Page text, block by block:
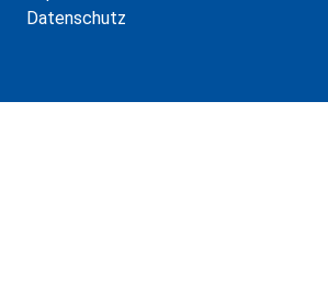
Datenschutz